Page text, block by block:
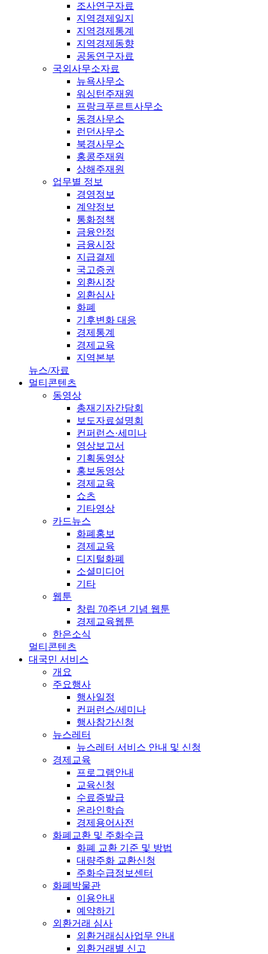
조사연구자료
지역경제일지
지역경제통계
지역경제동향
공동연구자료
국외사무소자료
뉴욕사무소
워싱턴주재원
프랑크푸르트사무소
동경사무소
런던사무소
북경사무소
홍콩주재원
상해주재원
업무별 정보
경영정보
계약정보
통화정책
금융안정
금융시장
지급결제
국고증권
외환시장
외환심사
화폐
기후변화 대응
경제통계
경제교육
지역본부
뉴스/자료
멀티콘텐츠
동영상
총재기자간담회
보도자료설명회
컨퍼런스·세미나
영상보고서
기획동영상
홍보동영상
경제교육
쇼츠
기타영상
카드뉴스
화폐홍보
경제교육
디지털화폐
소셜미디어
기타
웹툰
창립 70주년 기념 웹툰
경제교육웹툰
한은소식
멀티콘텐츠
대국민 서비스
개요
주요행사
행사일정
컨퍼런스/세미나
행사참가신청
뉴스레터
뉴스레터 서비스 안내 및 신청
경제교육
프로그램안내
교육신청
수료증발급
온라인학습
경제용어사전
화폐교환 및 주화수급
화폐 교환 기준 및 방법
대량주화 교환신청
주화수급정보센터
화폐박물관
이용안내
예약하기
외환거래 심사
외환거래심사업무 안내
외환거래별 신고